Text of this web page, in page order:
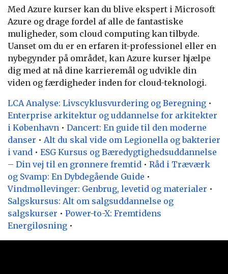
Med Azure kurser kan du blive ekspert i Microsoft
Azure og drage fordel af alle de fantastiske
muligheder, som cloud computing kan tilbyde.
Uanset om du er en erfaren it-professionel eller en
nybegynder på området, kan Azure kurser hjælpe
dig med at nå dine karrieremål og udvikle din
viden og færdigheder inden for cloud-teknologi.
LCA Analyse: Livscyklusvurdering og Beregning •
Enterprise arkitektur og uddannelse for arkitekter
i København • Dancert: En guide til den moderne
danser • Alt du skal vide om Legionella og bakterier
i vand • ESG Kursus og Bæredygtighedsuddannelse
– Din vej til en grønnere fremtid • Råd i Træværk
og Svamp: En Dybdegående Guide •
Vindmøllevinger: Genbrug, levetid og materialer •
Salgskursus: Alt om salgsuddannelse og
salgskurser • Power-to-X: Fremtidens
Energiløsning •